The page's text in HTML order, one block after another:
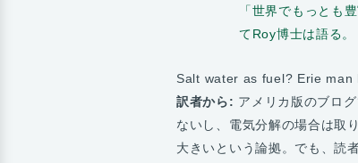
「世界でもっとも
てRoy博士は語る。
Salt water as fuel? Erie man
訳者から: アメリカ版のブロ
ないし、電気分解の場合は取
大きいという論拠。でも、読